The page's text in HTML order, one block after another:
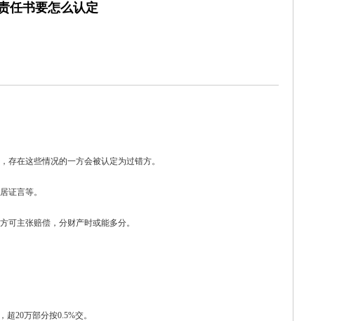
任书要怎么认定
存在这些情况的一方会被认定为过错方。
证言等。
可主张赔偿，分财产时或能多分。
20万部分按0.5%交。